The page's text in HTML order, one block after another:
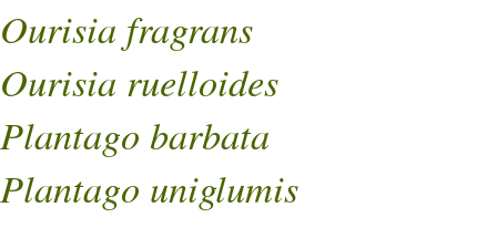
Ourisia fragrans
Ourisia ruelloides
Plantago barbata
Plantago uniglumis